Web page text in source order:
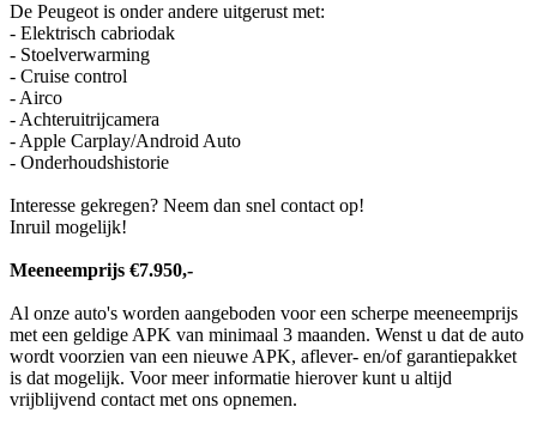
De Peugeot is onder andere uitgerust met:
- Elektrisch cabriodak
- Stoelverwarming
- Cruise control
- Airco
- Achteruitrijcamera
- Apple Carplay/Android Auto
- Onderhoudshistorie
Interesse gekregen? Neem dan snel contact op!
Inruil mogelijk!
Meeneemprijs €7.950,-
Al onze auto's worden aangeboden voor een scherpe meeneemprijs
met een geldige APK van minimaal 3 maanden. Wenst u dat de auto
wordt voorzien van een nieuwe APK, aflever- en/of garantiepakket
is dat mogelijk. Voor meer informatie hierover kunt u altijd
vrijblijvend contact met ons opnemen.